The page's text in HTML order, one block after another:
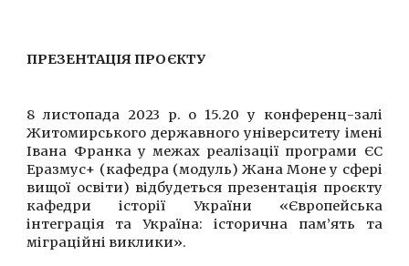
ПРЕЗЕНТАЦІЯ ПРОЄКТУ
8 листопада 2023 р. о 15.20 у конференц-залі
Житомирського державного університету імені
Івана Франка у межах реалізації програми ЄС
Еразмус+ (кафедра (модуль) Жана Моне у сфері
вищої освіти) відбудеться презентація проєкту
кафедри історії України «Європейська
інтеграція та Україна: історична пам’ять та
міграційні виклики».